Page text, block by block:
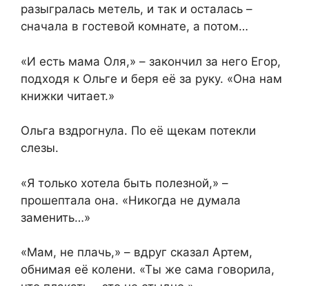
разыгралась метель, и так и осталась –
сначала в гостевой комнате, а потом…
«И есть мама Оля,» – закончил за него Егор,
подходя к Ольге и беря её за руку. «Она нам
книжки читает.»
Ольга вздрогнула. По её щекам потекли
слезы.
«Я только хотела быть полезной,» –
прошептала она. «Никогда не думала
заменить…»
«Мам, не плачь,» – вдруг сказал Артем,
обнимая её колени. «Ты же сама говорила,